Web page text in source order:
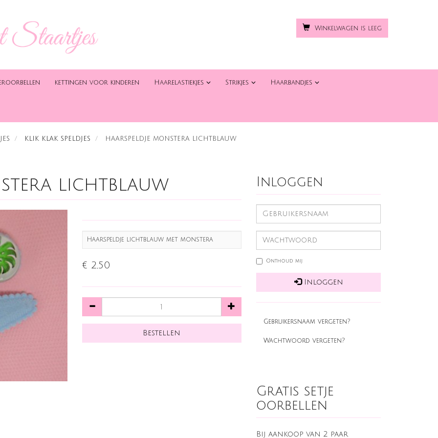
Winkelwagen is leeg
kettingen voor kinderen Haarelastiekjes Strikjes Haarbandjes
KLIK KLAK SPELDJES HAARSPELDJE MONSTERA LICHTBLAUW
lichtblauw
Haarspeldje lichtblauw met monstera
€ 2,50
Inloggen
Onthoud mij
Inloggen
Gebruikersnaam vergeten?
Wachtwoord vergeten?
Gratis setje
oorbellen
Bij aankoop van 2 paar